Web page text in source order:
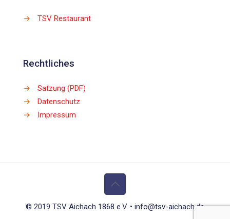
→ TSV Restaurant
Rechtliches
→
Satzung (PDF)
→
Datenschutz
→
Impressum
© 2019 TSV Aichach 1868 e.V. • info@tsv-aichach.de